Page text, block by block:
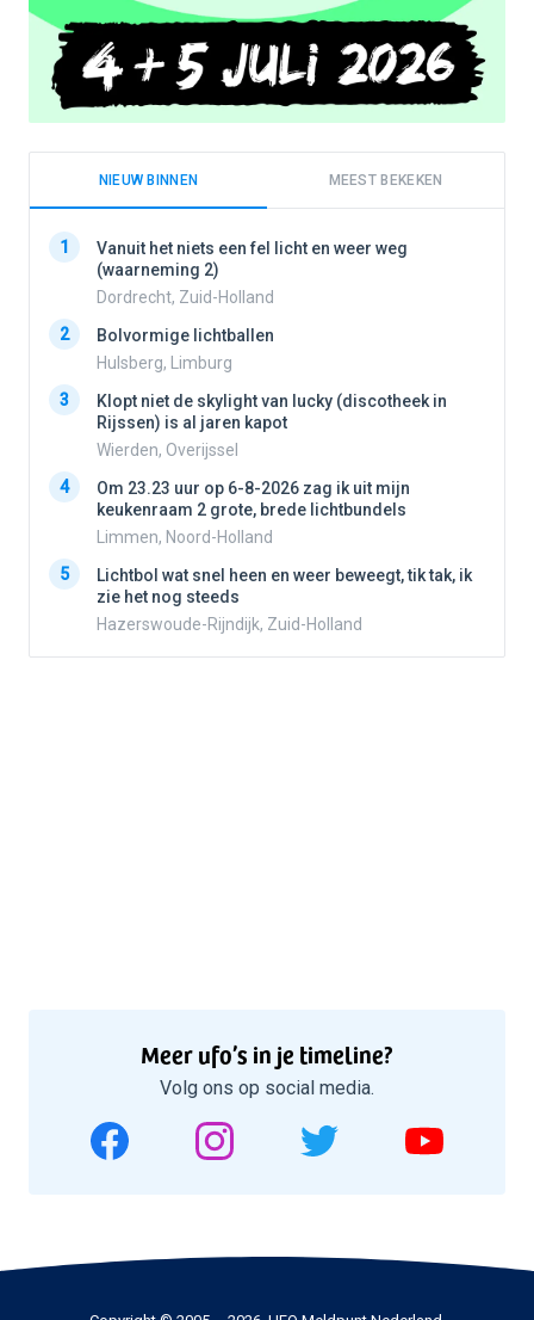
NIEUW BINNEN MEEST BEKEKEN
1
Vanuit het niets een fel licht en weer weg
(waarneming 2)
Dordrecht, Zuid-Holland
2
Bolvormige lichtballen
Hulsberg, Limburg
3
Klopt niet de skylight van lucky (discotheek in
Rijssen) is al jaren kapot
Wierden, Overijssel
4
Om 23.23 uur op 6-8-2026 zag ik uit mijn
keukenraam 2 grote, brede lichtbundels
Limmen, Noord-Holland
5
Lichtbol wat snel heen en weer beweegt, tik tak, ik
zie het nog steeds
Hazerswoude-Rijndijk, Zuid-Holland
Meer ufo’s in je timeline?
Volg ons op social media.